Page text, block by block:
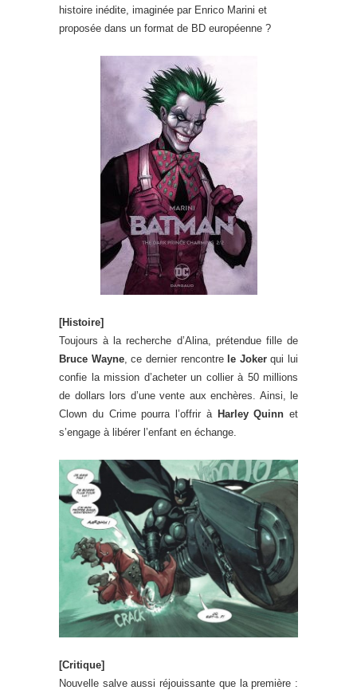
histoire inédite, imaginée par Enrico Marini et
proposée dans un format de BD européenne ?
[Histoire]
Toujours à la recherche d’Alina, prétendue fille de
Bruce Wayne, ce dernier rencontre le Jokerqui lui
confie la mission d’acheter un collier à 50 millions
de dollars lors d’une vente aux enchères. Ainsi, le
Clown du Crime pourra l’offrir à Harley Quinn et
s’engage à libérer l’enfant en échange.
[Critique]
Nouvelle salve aussi réjouissante que la première :